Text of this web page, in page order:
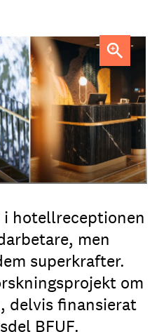
Theresia Viska FOTO:
i hotellreceptionen
men
superkrafter.
om
delvis finansierat
BFUF.